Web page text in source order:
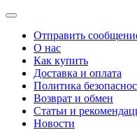
Отправить
О нас
Как купить
Доставка и оплата
Политика
Возврат и обмен
Статьи и
Новости